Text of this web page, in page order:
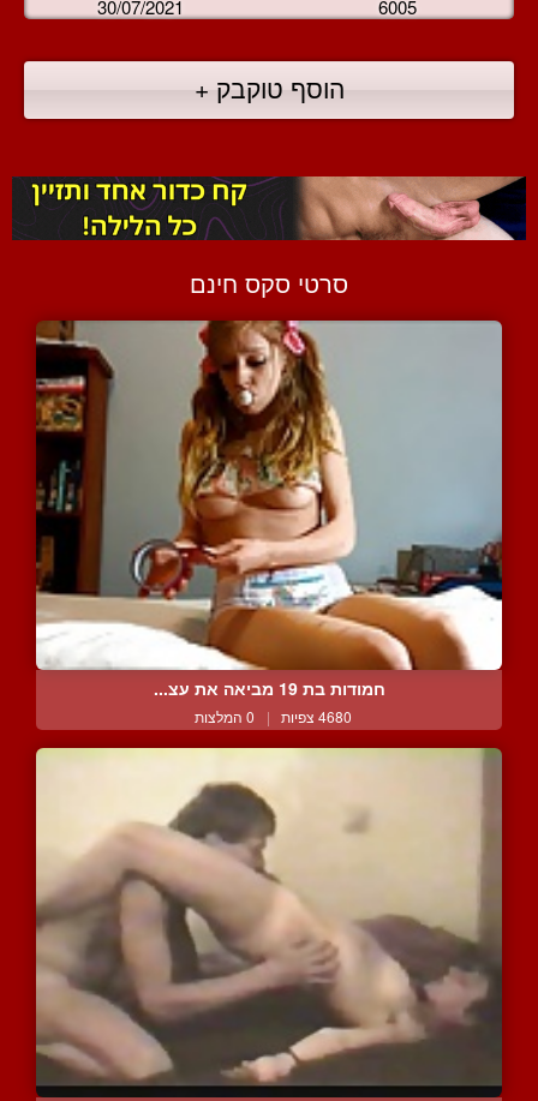
30/07/2021 6005
הוסף טוקבק +
סרטי סקס חינם
חמודות בת 19 מביאה את עצ...
4680 צפיות | 0 המלצות